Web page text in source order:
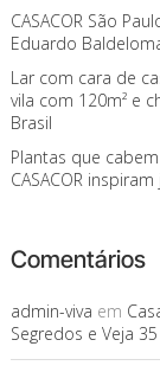
CASACOR São
Eduardo
Lar com cara de
vila com 120m² e
Brasil
Plantas que
CASACOR
Comentários
admin-viva em
Segredos e Veja